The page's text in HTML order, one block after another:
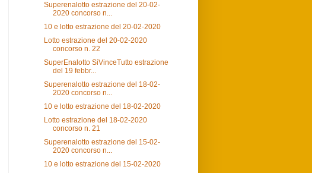
Superenalotto estrazione del 20-02-
2020 concorso n...
10 e lotto estrazione del 20-02-2020
Lotto estrazione del 20-02-2020
concorso n. 22
SuperEnalotto SiVinceTutto estrazione
del 19 febbr...
Superenalotto estrazione del 18-02-
2020 concorso n...
10 e lotto estrazione del 18-02-2020
Lotto estrazione del 18-02-2020
concorso n. 21
Superenalotto estrazione del 15-02-
2020 concorso n...
10 e lotto estrazione del 15-02-2020